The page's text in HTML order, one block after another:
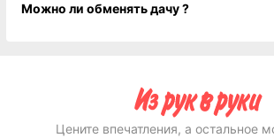
Можно ли обменять дачу ?
Цените впечатления, а остальное